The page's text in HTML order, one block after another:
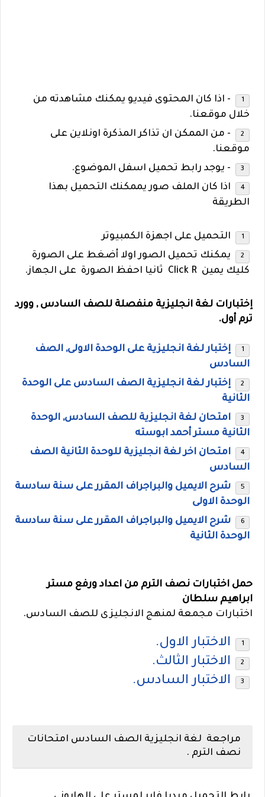
- اذا كان المحتوى فيديو يمكنك مشاهدته من
خلال موقعنا.
- من الممكن ان تذاكر المذكرة اونلاين على
موقعنا.
- يوجد رابط تحميل اسفل الموضوع.
اذا كان الملف صور يممكنك التحميل بهذا
الطريقة
التحميل على اجهزة الكمبيوتر
يمكنك تحميل الصور اولا أضغط على الصورة
كليك يمين Click R ثانيا احفظ الصورة على الجهاز.
إختبارات لغة انجليزية منفصلة للصف السادس , وورد
ترم أول.
إختبار لغة انجليزية على الوحدة الاولى, الصف
السادس
إختبار لغة انجليزية الصف السادس على الوحدة
الثانية
امتحان لغة انجليزية للصف السادس, الوحدة
الثانية مستر أحمد ابوسته
امتحان اخر لغة انجليزية للوحدة الثانية الصف
السادس
شرح الايميل والبراجراف المقرر على سنة سادسة
الوحدة الاولى
شرح الايميل والبراجراف المقرر على سنة سادسة
الوحدة الثانية
حمل اختبارات نصف الترم من اعداد ورفع مستر
ابراهيم سلطان
اختبارات مجمعة لمنهج الانجليزى للصف السادس.
الاختبار الاول.
الاختبار الثالث.
الاختبار السادس.
مراجعة لغة انجليزية الصف السادس امتحانات
نصف الترم .